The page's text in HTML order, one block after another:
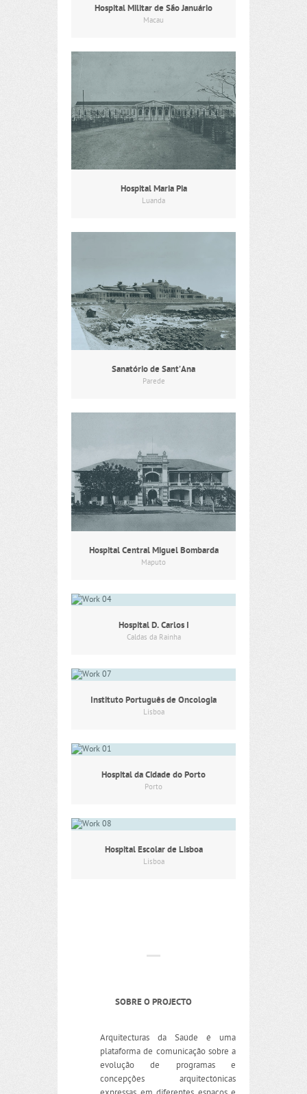
Hospital Militar de São Januário
Macau
Hospital Maria Pia
Luanda
Sanatório de Sant’Ana
Parede
Hospital Central Miguel Bombarda
Maputo
Hospital D. Carlos I
Caldas da Rainha
Instituto Português de Oncologia
Lisboa
Hospital da Cidade do Porto
Porto
Hospital Escolar de Lisboa
Lisboa
SOBRE O PROJECTO
Arquitecturas da Saúde é uma
plataforma de comunicação sobre a
evolução de programas e
concepções arquitectónicas